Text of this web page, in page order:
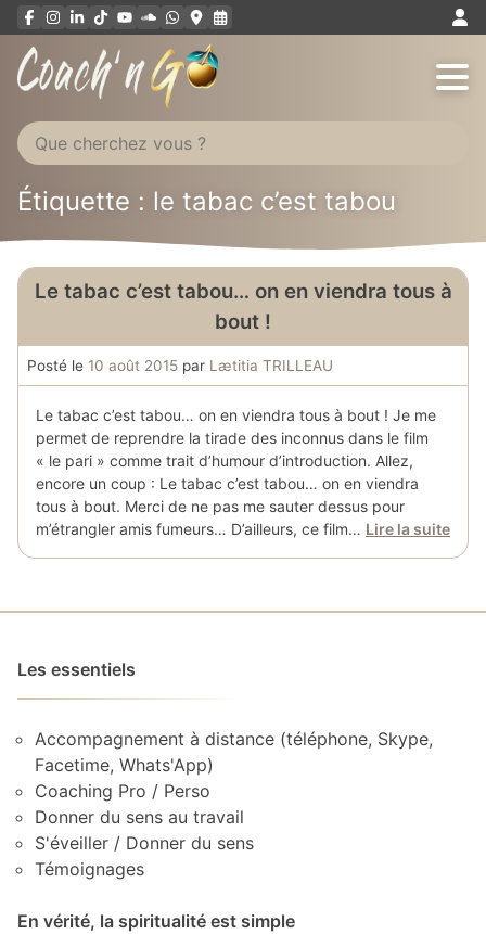
Aller
au
Étiquette : le tabac c’est tabou
Le tabac c’est tabou… on en viendra tous à
bout !
Posté le 10 août 2015 par Lætitia TRILLEAU
Le tabac c’est tabou… on en viendra tous à bout ! Je me
permet de reprendre la tirade des inconnus dans le film
« le pari » comme trait d’humour d’introduction. Allez,
encore un coup : Le tabac c’est tabou… on en viendra
tous à bout. Merci de ne pas me sauter dessus pour
m’étrangler amis fumeurs… D’ailleurs, ce film… Lire la suite
Les essentiels
Accompagnement à distance (téléphone, Skype,
Facetime, Whats'App)
Coaching Pro / Perso
Donner du sens au travail
S'éveiller / Donner du sens
Témoignages
En vérité, la spiritualité est simple